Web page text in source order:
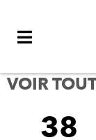
VOIR
FILTRER
38